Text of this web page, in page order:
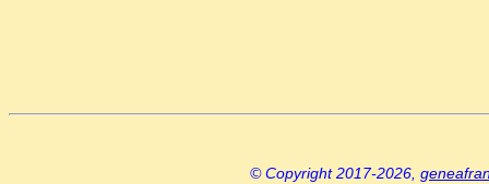
© Copyright 2017-2026,